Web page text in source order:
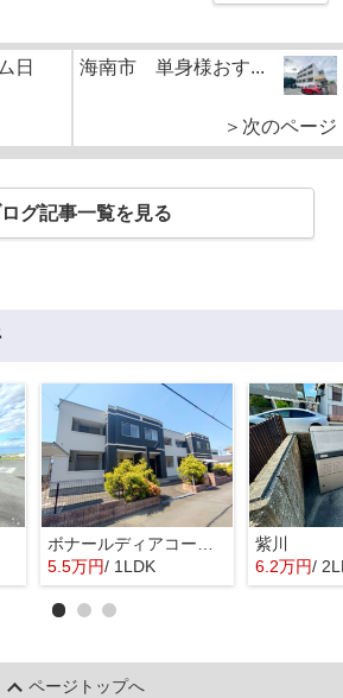
日
海南市 単身様おす...
＞次のページ
グ記事一覧を見る
ボナールディアコートⅡ
5.5万円/ 1LDK
紫川
6.2万円/
ページトップへ